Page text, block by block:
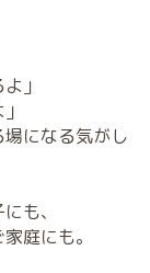
」
になる気がし
も、
庭にも。